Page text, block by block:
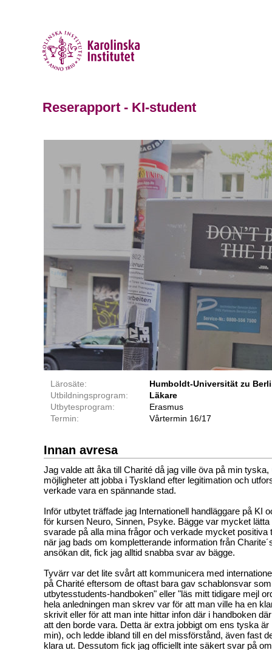
Reserapport - KI-student
Lärosäte:
Humboldt-Universität zu
Utbildningsprogram:
Läkare
Utbytesprogram:
Erasmus
Termin:
Vårtermin 16/17
Innan avresa
Jag valde att åka till Charité då jag ville öva på min
möjligheter att jobba i Tyskland efter legitimation och
verkade vara en spännande stad.
Inför utbytet träffade jag Internationell handläggare på KI
för kursen Neuro, Sinnen, Psyke. Bägge var mycket lätta
svarade på alla mina frågor och verkade mycket positiva
när jag bads om kompletterande information från
ansökan dit, fick jag alltid snabba svar av bägge.
Tyvärr var det lite svårt att kommunicera med
på Charité eftersom de oftast bara gav schablonsvar
utbytesstudents-handboken" eller "läs mitt tidigare mejl
hela anledningen man skrev var för att man ville ha en
skrivit eller för att man inte hittar infon där i handboken
att den borde vara. Detta är extra jobbigt om ens tyska
min), och ledde ibland till en del missförstånd, även fast
klara ut. Dessutom fick jag officiellt inte säkert svar på